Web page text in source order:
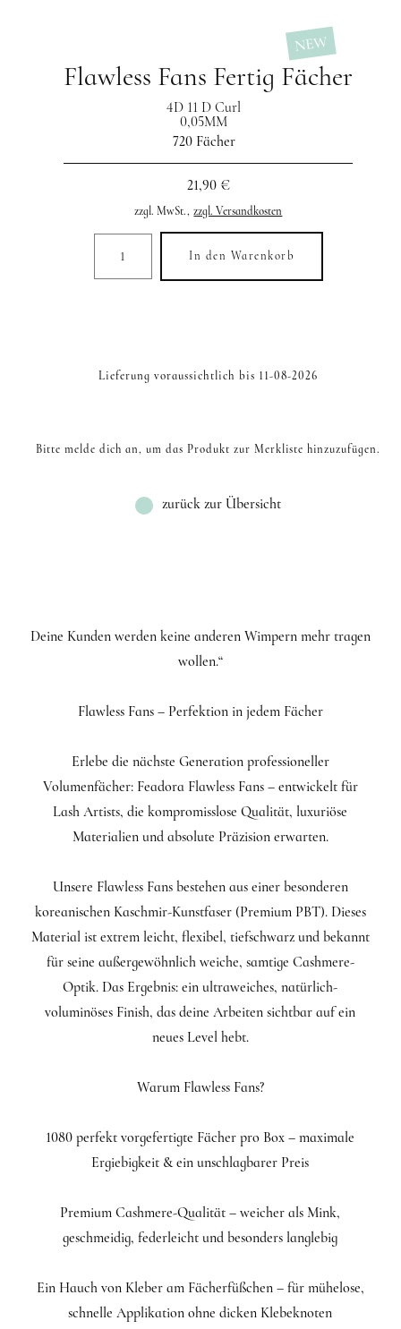
Flawless Fans Fertig Fächer
4D 11 D Curl
0,05MM
720 Fächer
NEW
21,90 €
zzgl. MwSt., zzgl. Versandkosten
In den Warenkorb
Lieferung voraussichtlich bis 11-08-2026
Bitte melde dich an, um das Produkt zur Merkliste hinzuzufügen.
zurück zur Übersicht
Deine Kunden werden keine anderen Wimpern mehr tragen
wollen.“
Flawless Fans – Perfektion in jedem Fächer
Erlebe die nächste Generation professioneller
Volumenfächer: Feadora Flawless Fans – entwickelt für
Lash Artists, die kompromisslose Qualität, luxuriöse
Materialien und absolute Präzision erwarten.
Unsere Flawless Fans bestehen aus einer besonderen
koreanischen Kaschmir-Kunstfaser (Premium PBT). Dieses
Material ist extrem leicht, flexibel, tiefschwarz und bekannt
für seine außergewöhnlich weiche, samtige Cashmere-
Optik. Das Ergebnis: ein ultraweiches, natürlich-
voluminöses Finish, das deine Arbeiten sichtbar auf ein
neues Level hebt.
Warum Flawless Fans?
1080 perfekt vorgefertigte Fächer pro Box – maximale
Ergiebigkeit & ein unschlagbarer Preis
Premium Cashmere-Qualität – weicher als Mink,
geschmeidig, federleicht und besonders langlebig
Ein Hauch von Kleber am Fächerfüßchen – für mühelose,
schnelle Applikation ohne dicken Klebeknoten